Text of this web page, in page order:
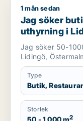
Jag söker butik
1 mån sedan
Jag söker
uthyrning i
Gärdet/
Jag söker 50-
Lidingö,
Type
Butik,
Storlek
50 - 1 000 m2